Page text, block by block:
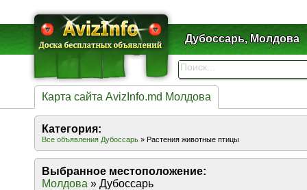
Дубоссарь, Молдова
Карта сайта AvizInfo.md Молдова
Категория:
Все объявления Дубоссарь » Растения животные птицы
Выбранное местоположение:
Молдова » Дубоссарь